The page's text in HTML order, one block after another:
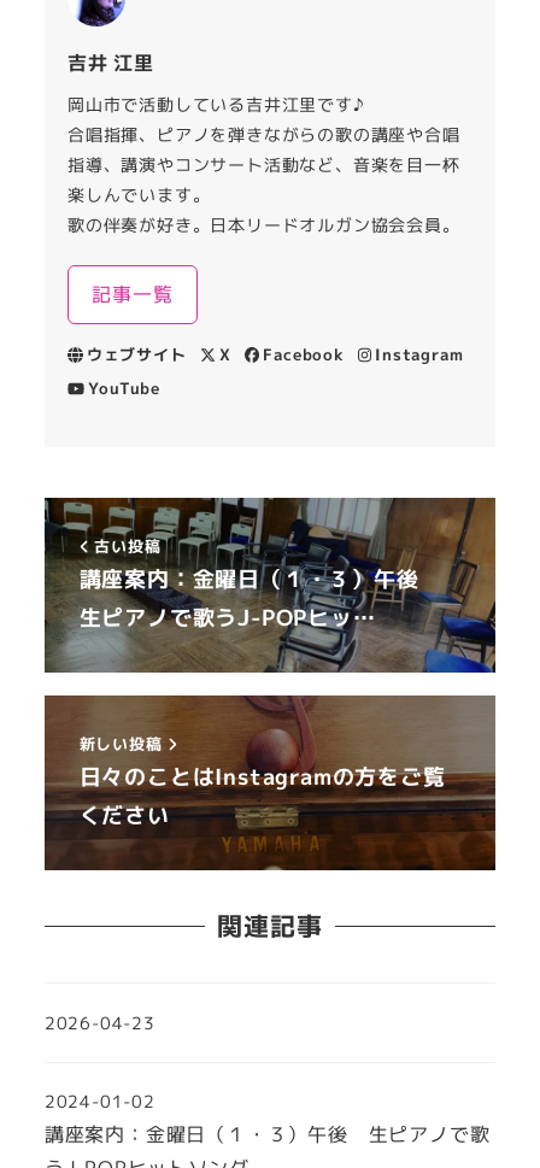
吉井 江里
岡山市で活動している吉井江里です♪
合唱指揮、ピアノを弾きながらの歌の講座や合唱
指導、講演やコンサート活動など、音楽を目一杯
楽しんでいます。
歌の伴奏が好き。日本リードオルガン協会会員。
記事一覧
ウェブサイト X Facebook
Instagram
YouTube
古い投稿
講座案内：金曜日（１・３）午後
生ピアノで歌うJ-POPヒッ…
新しい投稿
日々のことはInstagramの方をご覧
ください
関連記事
2026-04-23
講座案内：金曜日（１・３）午後 生ピアノで歌
2024-01-02